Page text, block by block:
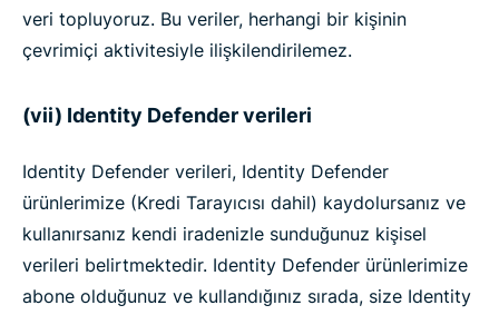
veri topluyoruz. Bu veriler, herhangi bir kişinin
çevrimiçi aktivitesiyle ilişkilendirilemez.
(vii) Identity Defender verileri
Identity Defender verileri, Identity Defender
ürünlerimize (Kredi Tarayıcısı dahil) kaydolursanız ve
kullanırsanız kendi iradenizle sunduğunuz kişisel
verileri belirtmektedir. Identity Defender ürünlerimize
abone olduğunuz ve kullandığınız sırada, size Identity